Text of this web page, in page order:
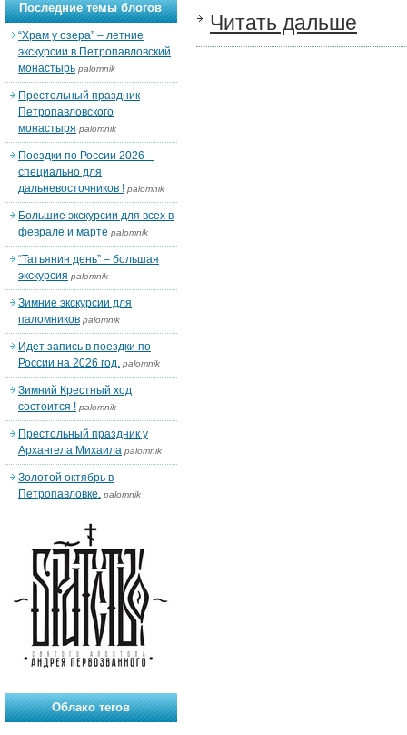
Читать дальше
Последние темы блогов
“Храм у озера” – летние
экскурсии в Петропавловский
монастырь palomnik
Престольный праздник
Петропавловского
монастыря palomnik
Поездки по России 2026 –
специально для
дальневосточников ! palomnik
Большие экскурсии для всех в
феврале и марте palomnik
“Татьянин день” – большая
экскурсия palomnik
Зимние экскурсии для
паломников palomnik
Идет запись в поездки по
России на 2026 год. palomnik
Зимний Крестный ход
состоится ! palomnik
Престольный праздник у
Архангела Михаила palomnik
Золотой октябрь в
Петропавловке. palomnik
Облако тегов